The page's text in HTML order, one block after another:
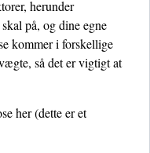
herunder
på, og dine egne
kommer i forskellige
så det er vigtigt at
her(dette er et